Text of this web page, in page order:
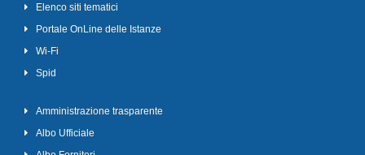
Elenco siti tematici
Portale OnLine delle Istanze
Wi-Fi
Spid
Amministrazione trasparente
Albo Ufficiale